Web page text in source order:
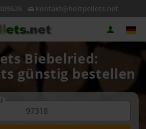
kontakt@holzpellets.net
Biebelried:
günstig bestellen